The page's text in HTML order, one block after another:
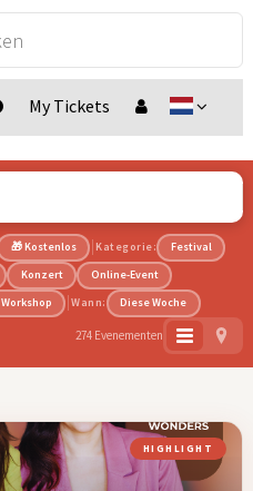
My Tickets
🎁 Kostenlos Kategorie:
Festival
Konzert
Online-Event
Workshop Wann: Diese Woche
274 Evenementen
HIGHLIGHT